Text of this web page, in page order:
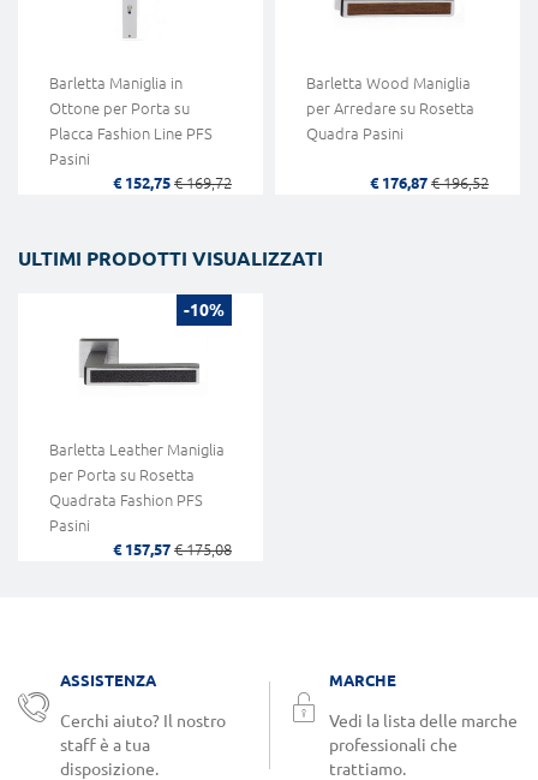
Barletta Maniglia in
Ottone per Porta su
Placca Fashion Line PFS
Pasini
€ 152,75 € 169,72
Barletta Wood Maniglia
per Arredare su Rosetta
Quadra Pasini
€ 176,87 € 196,52
ULTIMI PRODOTTI VISUALIZZATI
-10%
Barletta Leather Maniglia
per Porta su Rosetta
Quadrata Fashion PFS
Pasini
€ 157,57 € 175,08
ASSISTENZA
Cerchi aiuto? Il nostro
staff è a tua
disposizione.
MARCHE
Vedi la lista delle marche
professionali che
trattiamo.